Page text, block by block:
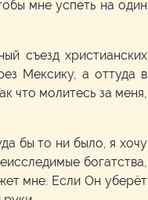
мне успеть на один
съезд христианских
Мексику, а оттуда в
что молитесь за меня,
бы то ни было, я хочу
богатства,
мне. Если Он уберёт